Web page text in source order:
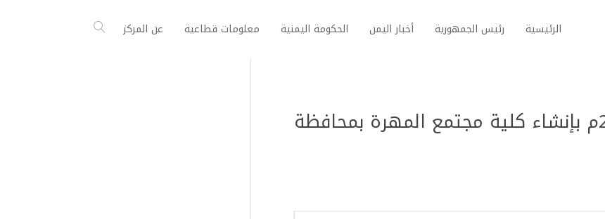
الرئيسية رئيس الجمهورية أخبار اليمن الحكومة اليمنية معلومات قطاعية عن المركز
قرار جمهوري رقم (4) لسنة2011م بإنشاء كلية مجتمع المهرة بمحافظة